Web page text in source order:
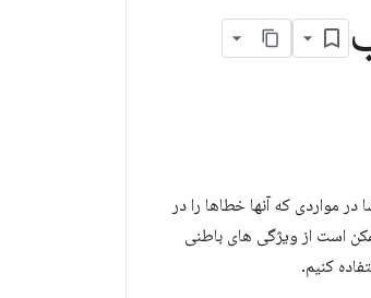
مواردی که آنها خطاها را در
است از ویژگی های باطنی
کنیم.